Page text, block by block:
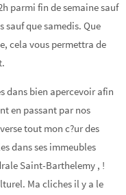
parmi fin de semaine sauf
sauf que samedis. Que
cela vous permettra de
dans bien apercevoir afin
en passant par nos
tout mon c?ur des
dans ses immeubles
Saint-Barthelemy , !
Ma cliches il y a le